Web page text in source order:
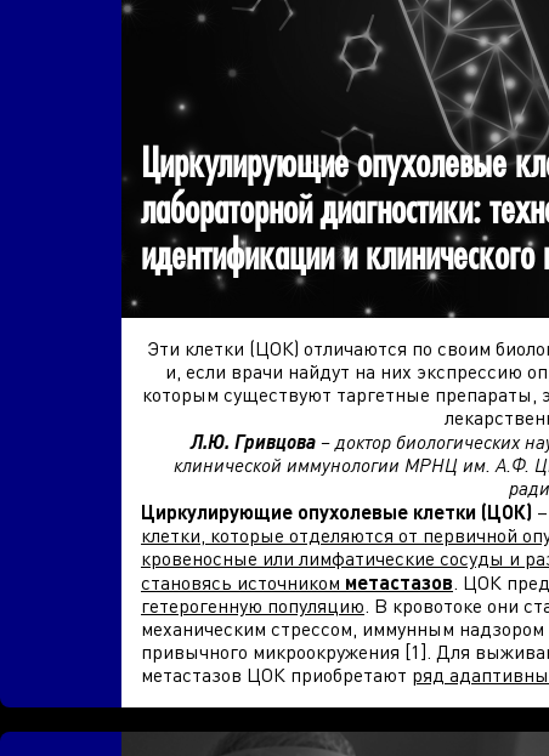
Циркулирующие опухолевые
лабораторной диагностики:
идентификации и
Эти клетки (ЦОК) отличаются по своим
и, если врачи найдут на них экспрессию
которым существуют таргетные препараты,
Л.Ю. Гривцова – доктор биологических
клинической иммунологии МРНЦ им. А.Ф.
Циркулирующие опухолевые клетки (ЦОК) –
клетки, которые отделяются от первичной
кровеносные или лимфатические сосуды и
становясь источником метастазов. ЦОК
гетерогенную популяцию. В кровотоке они
механическим стрессом, иммунным надзором
привычного микроокружения [1]. Для
метастазов ЦОК приобретают ряд